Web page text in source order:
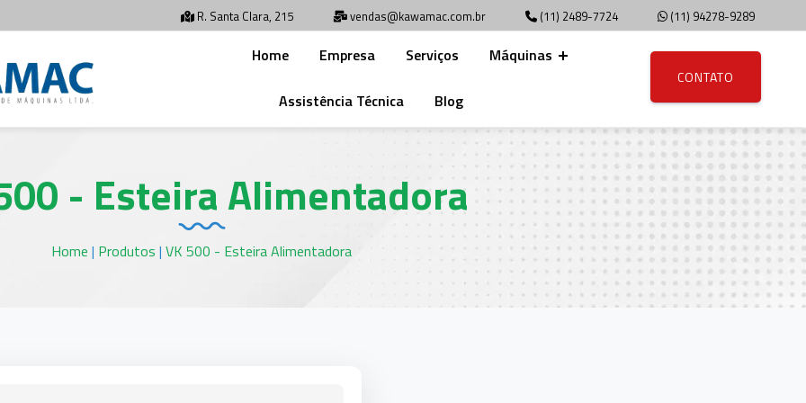
R. Santa Clara, 215 vendas@kawamac.com.br (11) 2489-7724 (11) 94278-9289
Home Empresa Serviços Máquinas
Assistência Técnica Blog
CONTATO
- Esteira Alimentadora
Home | Produtos | VK 500 - Esteira Alimentadora